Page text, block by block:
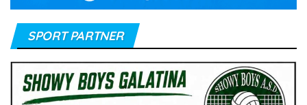
SPORT PARTNER